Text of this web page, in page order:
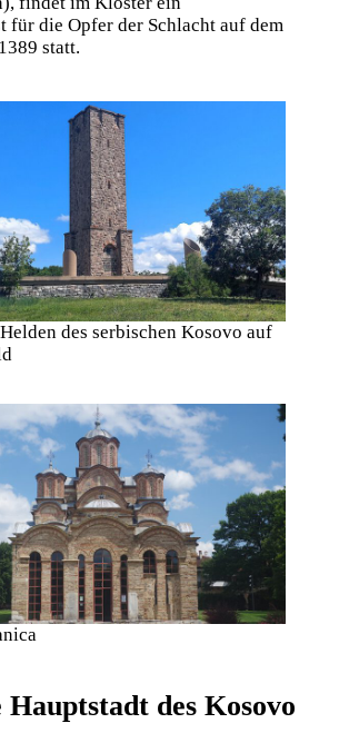
für die Opfer der Schlacht auf dem
statt.
des serbischen Kosovo auf
des Kosovo